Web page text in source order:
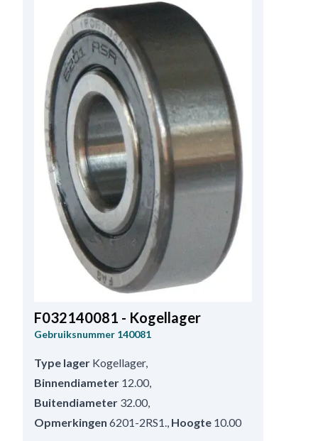
F032140081 - Kogellager
Gebruiksnummer 140081
Type lager Kogellager,
Binnendiameter 12.00,
Buitendiameter 32.00,
Opmerkingen 6201-2RS1. Hoogte 10.00